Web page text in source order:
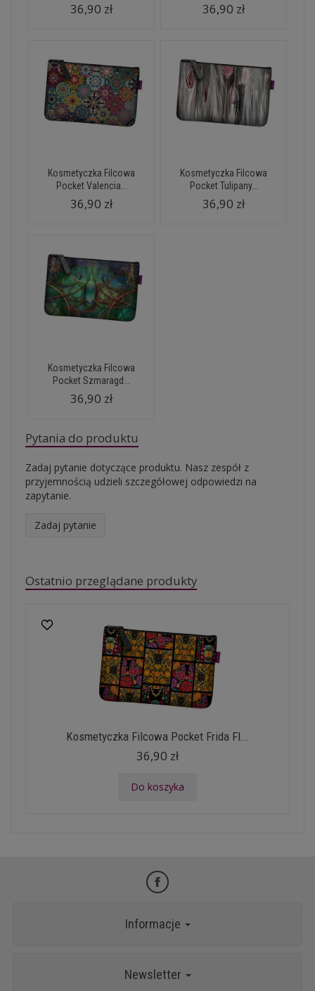
36,90 zł 36,90 zł
Kosmetyczka Filcowa
Pocket Valencia...
36,90 zł
Kosmetyczka Filcowa
Pocket Tulipany...
36,90 zł
Kosmetyczka Filcowa
Pocket Szmaragd...
36,90 zł
Pytania do produktu
Zadaj pytanie dotyczące produktu. Nasz zespół z
przyjemnością udzieli szczegółowej odpowiedzi na
zapytanie.
Zadaj pytanie
Ostatnio przeglądane produkty
Kosmetyczka Filcowa Pocket Frida Fl...
36,90 zł
Do koszyka
Informacje
Newsletter